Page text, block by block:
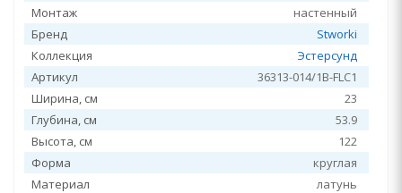
Монтаж
настенный
Бренд
Stworki
Коллекция
Эстерсунд
Артикул
36313-014/1B-FLC1
Ширина, см
23
Глубина, см
53.9
Высота, см
122
Форма
круглая
Материал
латунь